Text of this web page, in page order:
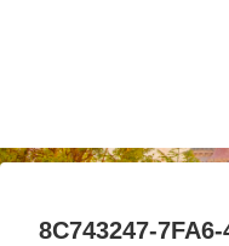
8C743247-